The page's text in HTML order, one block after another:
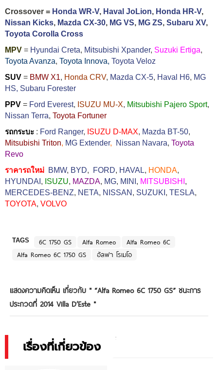
Crossover = Honda WR-V, Haval JoLion, Honda HR-V,
Nissan Kicks, Mazda CX-30, MG VS, MG ZS, Subaru XV,
Toyota Corolla Cross
MPV = Hyundai Creta, Mitsubishi Xpander, Suzuki Ertiga,
Toyota Avanza, Toyota Innova, Toyota Veloz
SUV = BMW X1, Honda CRV, Mazda CX-5, Haval H6, MG
HS, Subaru Forester
PPV = Ford Everest, ISUZU MU-X, Mitsubishi Pajero Sport,
Nissan Terra, Toyota Fortuner
รถกระบะ : Ford Ranger, ISUZU D-MAX, Mazda BT-50,
Mitsubishi Triton, MG Extender, Nissan Navara, Toyota
Revo
ราคารถใหม่ BMW, BYD, FORD, HAVAL, HONDA,
HYUNDAI , ISUZU, MAZDA, MG, MINI , MITSUBISHI ,
MERCEDES-BENZ, NETA, NISSAN , SUZUKI , TESLA,
TOYOTA, VOLVO
TAGS 6C 1750 GS Alfa Romeo
Alfa Romeo 6C
Alfa Romeo 6C 1750 GS
อัลฟา โรเมโอ
แสดงความคิดเห็น เกี่ยวกับ " “Alfa Romeo 6C 1750 GS” ชนะการ
ประกวดที่ 2014 Villa D’Este "
เรื่องที่เกี่ยวข้อง